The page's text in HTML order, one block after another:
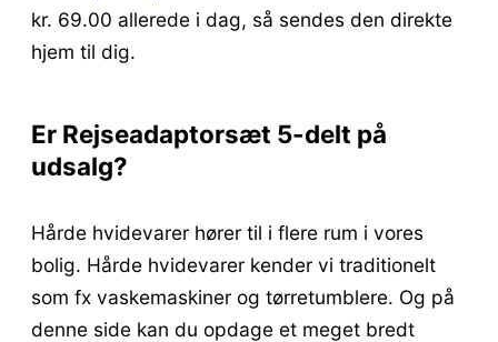
kr. 69.00 allerede i dag, så sendes den direkte
hjem til dig.
Er Rejseadaptorsæt 5-delt på
udsalg?
Hårde hvidevarer hører til i flere rum i vores
bolig. Hårde hvidevarer kender vi traditionelt
som fx vaskemaskiner og tørretumblere. Og på
denne side kan du opdage et meget bredt